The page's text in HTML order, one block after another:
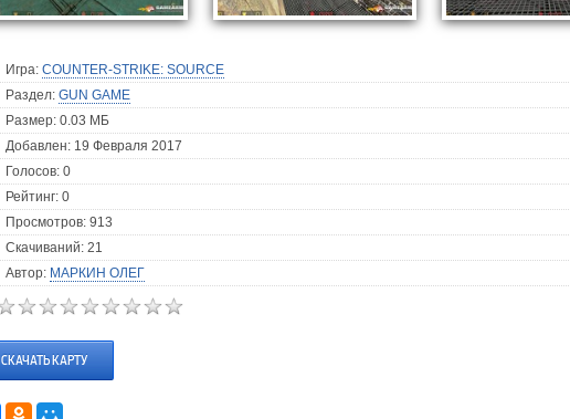
Игра: COUNTER-STRIKE: SOURCE
Раздел: GUN GAME
Размер: 0.03 МБ
Добавлен: 19 Февраля 2017
Голосов: 0
Рейтинг: 0
Просмотров: 913
Скачиваний: 21
Автор: МАРКИН ОЛЕГ
СКАЧАТЬ КАРТУ